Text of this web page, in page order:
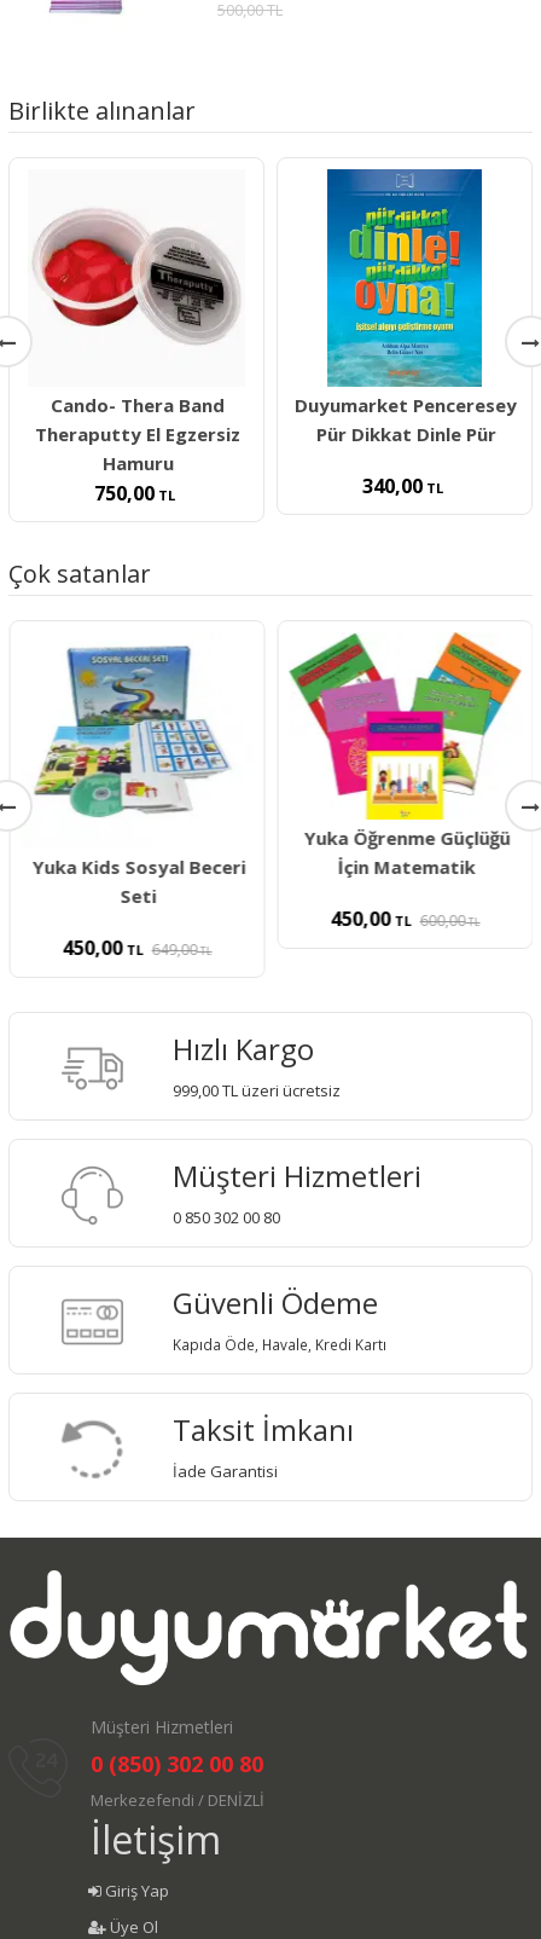
500,00 TL
Birlikte alınanlar
Cando- Thera Band
Theraputty El Egzersiz
Hamuru
750,00 TL
Duyumarket Penceresey
Pür Dikkat Dinle Pür
340,00 TL
Çok satanlar
Yuka Kids Sosyal Beceri
Seti
450,00TL 649,00TL
Yuka Öğrenme Güçlüğü
İçin Matematik
450,00TL 600,00TL
Hızlı Kargo
999,00 TL üzeri ücretsiz
Müşteri Hizmetleri
0 850 302 00 80
Güvenli Ödeme
Kapıda Öde, Havale, Kredi Kartı
Taksit İmkanı
İade Garantisi
Müşteri Hizmetleri
0 (850) 302 00 80
Merkezefendi / DENİZLİ
İletişim
Giriş Yap
Üye Ol